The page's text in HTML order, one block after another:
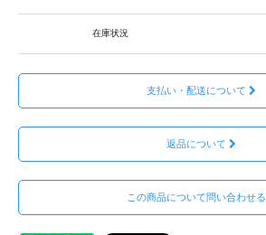
在庫状況
支払い・配送について
返品について
この商品について問い合わせる